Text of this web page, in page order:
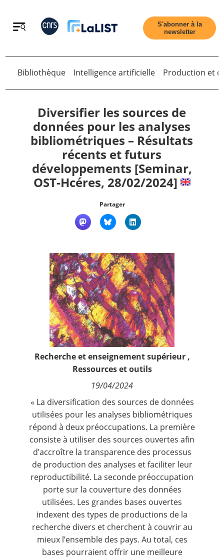
Retour
Accueil
Tous les articles
Nous suivre
S'abonner à la
newsletter
Bibliothèque Intelligence artificielle Production et
Diversifier les sources de
données pour les analyses
bibliométriques – Résultats
récents et futurs
développements [Seminar,
OST-Hcéres, 28/02/2024]
Partager
Recherche et enseignement supérieur,
Ressources et outils
19/04/2024
« La diversification des sources de données
utilisées pour les analyses bibliométriques
répond à deux préoccupations. La première
consiste à utiliser des sources ouvertes afin
d’accroître la transparence des processus
de production des analyses et faciliter leur
reproductibilité. La seconde préoccupation
porte sur la couverture des données
utilisées. Les grandes bases ouvertes
indexent des types de productions de la
recherche divers et cherchent à couvrir au
mieux l’ensemble des pays. Au total, ces
bases pourraient offrir une meilleure